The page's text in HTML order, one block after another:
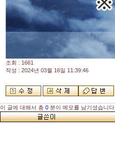
조회 : 1661
작성 : 2024년 03월 16일 11:39:46
이 글에 대해서 총 0분이 메모를 남기셨습니다.